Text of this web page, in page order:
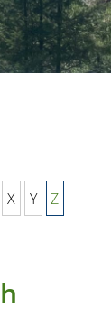
X Y Z